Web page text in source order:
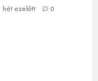
hét ezelőtt 0